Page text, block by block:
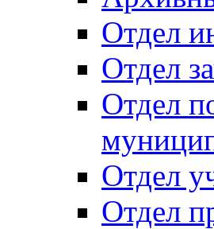
Отдел
Отдел
Отдел
Отдел
Отдел